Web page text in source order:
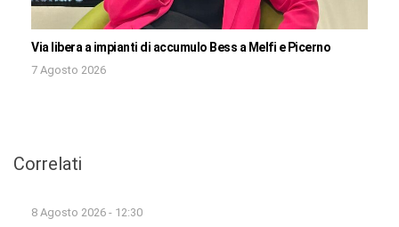
Via libera a impianti di accumulo Bess a Melfi e Picerno
7 Agosto 2026
Correlati
8 Agosto 2026 - 12:30